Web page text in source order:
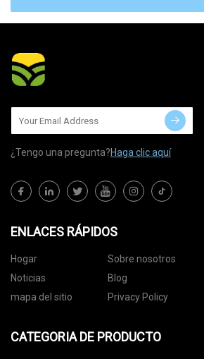
¿Tengo una pregunta?Haga clic aquí
ENLACES RÁPIDOS
Hogar Sobre nosotros
Noticias
Blog
mapa del sitio
Privacy Policy
CATEGORIA DE PRODUCTO